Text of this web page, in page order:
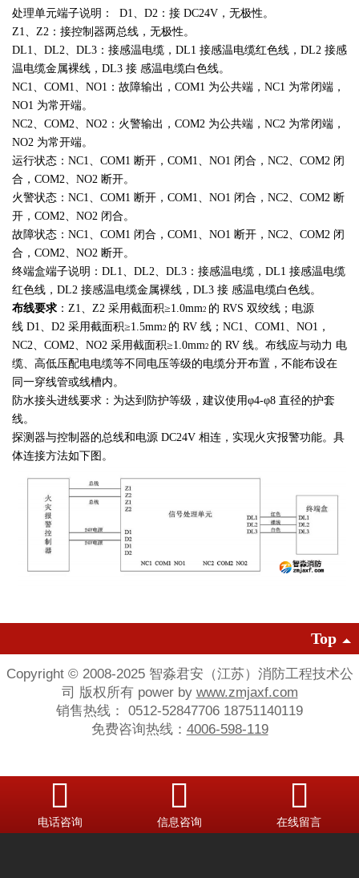
处理单元端子说明： D1 D2 ：接 DC24V ，无极性。
Z1
Z2 ：接控制器两总线，无极性。
DL1
DL2 DL3 ：接感温电缆， DL1 接感温电缆红色线， DL2 接感
温电缆金属裸线， DL3 接 感温电缆白色线。
NC1
COM1 NO1 ：故障输出， COM1 为公共端， NC1 为常闭端，
NO1 为常开端。
NC2
COM2 NO2 ：火警输出， COM2 为公共端， NC2 为常闭端，
NO2 为常开端。
运行状态： NC1 COM1 断开， COM1 NO1 闭合， NC2 COM2 闭
合， COM2 NO2 断开。
火警状态： NC1 COM1 断开， COM1 NO1 闭合， NC2 COM2 断
开， COM2 NO2 闭合。
故障状态： NC1 COM1 闭合， COM1 NO1 断开， NC2 COM2 闭
合， COM2 NO2 断开。
终端盒端子说明： DL1 DL2 DL3 ：接感温电缆， DL1 接感温电缆
红色线， DL2 接感温电缆金属裸线， DL3 接 感温电缆白色线。
布线要求 ： Z1 Z2 采用截面积≥1.0mm2 的 RVS 双绞线；电源
线 D1 D2 采用截面积≥1.5mm2 的 RV 线； NC1 COM1 NO1 ，
NC2
COM2 NO2 采用截面积≥1.0mm2 的 RV 线。布线应与动力 电
缆、高低压配电电缆等不同电压等级的电缆分开布置，不能布设在
同一穿线管或线槽内。
防水接头进线要求：为达到防护等级，建议使用φ4-φ8 直径的护套
线。
探测器与控制器的总线和电源 DC24V 相连，实现火灾报警功能。具
体连接方法如下图。
Top
Copyright © 2008-2025 智淼君安（江苏）消防工程技术公
司 版权所有 power by www.zmjaxf.com
销售热线： 0512-52847706 18751140119
免费咨询热线： 4006-598-119
电话咨询 信息咨询 在线留言